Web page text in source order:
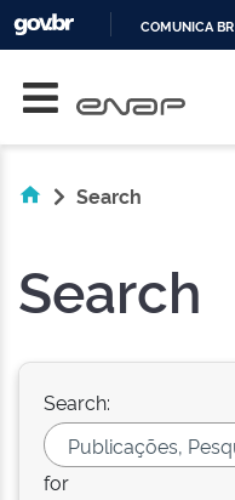
COMUNICA BR
Search
Search
Search:
for